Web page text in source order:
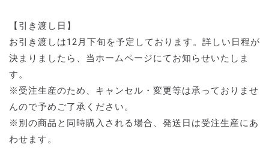
【引き渡し日】
お引き渡しは12月下旬を予定しております。詳しい日程が
決まりましたら、当ホームページにてお知らせいたしま
す。
※受注生産のため、キャンセル・変更等は承っておりませ
んので予めご了承ください。
※別の商品と同時購入される場合、発送日は受注生産にあ
わせます。